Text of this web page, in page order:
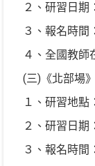
２、研習日
３、報名時間
４、全國教師
(三)《北部場》
１、研習地
２、研習日
３、報名時間